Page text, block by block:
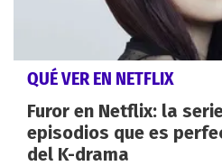
QUÉ VER EN NETFLIX
Furor en Netflix: la
episodios que es
del K-drama